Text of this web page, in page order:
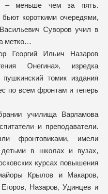
– меньше чем за пять.
короткими очередями,
Суворов учил в
метко…
Георгий Ильич Назаров
Онегина», изредка
томик издания
по всем фронтам и теперь
училища Варламова
и преподаватели.
фронтовиками, имели
в школах и вузах,
курсах повышения
Крылов и Макаров,
Назаров, Удинцев и